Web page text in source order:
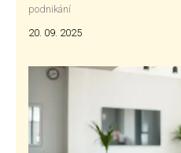
podnikání
20. 09. 2025